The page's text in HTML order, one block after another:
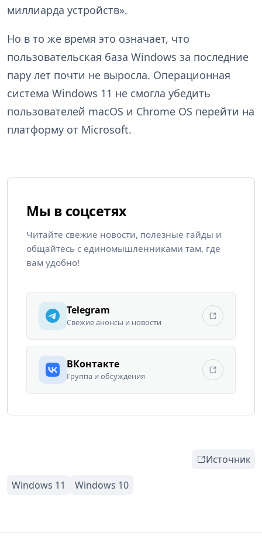
миллиарда устройств».
Но в то же время это означает, что
пользовательская база Windows за последние
пару лет почти не выросла. Операционная
система Windows 11 не смогла убедить
пользователей macOS и Chrome OS перейти на
платформу от Microsoft.
Мы в соцсетях
Читайте свежие новости, полезные гайды и
общайтесь с единомышленниками там, где
вам удобно!
Telegram
Свежие анонсы и новости
ВКонтакте
Группа и обсуждения
Источник